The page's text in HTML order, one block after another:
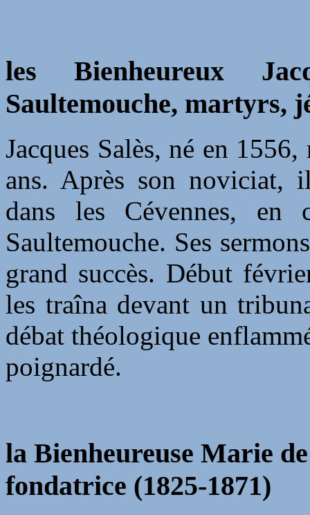
les Bienheureux
Saultemouche, martyrs,
Jacques Salès, né en
ans. Après son noviciat,
dans les Cévennes, en
Saultemouche. Ses
grand succès. Début
les traîna devant un
débat théologique
poignardé.
la Bienheureuse Marie
fondatrice (1825-1871)